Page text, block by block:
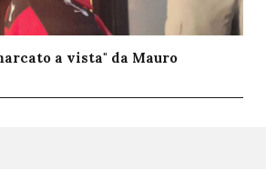
a vista" da Mauro